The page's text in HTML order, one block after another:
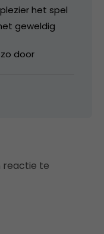
het spel
geweldig
door
reactie te